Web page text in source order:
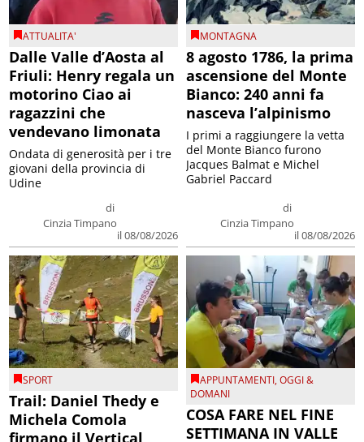
ATTUALITA'
Dalle Valle d’Aosta al
Friuli: Henry regala un
motorino Ciao ai
ragazzini che
vendevano limonata
di
Cinzia Timpano
il 08/08/2026
Ondata di generosità per i tre
giovani della provincia di
Udine
MONTAGNA
8 agosto 1786, la prima
ascensione del Monte
Bianco: 240 anni fa
nasceva l’alpinismo
di
Cinzia Timpano
il 08/08/2026
I primi a raggiungere la vetta
del Monte Bianco furono
Jacques Balmat e Michel
Gabriel Paccard
SPORT
Trail: Daniel Thedy e
Michela Comola
firmano il Vertical
APPUNTAMENTI,OGGI &
DOMANI
COSA FARE NEL FINE
SETTIMANA IN VALLE